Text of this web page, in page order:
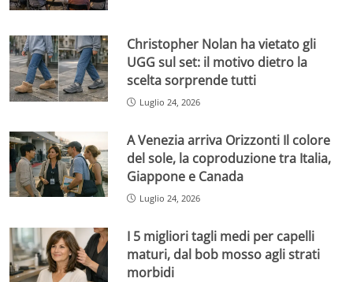
Christopher Nolan ha vietato gli
UGG sul set: il motivo dietro la
scelta sorprende tutti
Luglio 24, 2026
A Venezia arriva Orizzonti Il colore
del sole, la coproduzione tra Italia,
Giappone e Canada
Luglio 24, 2026
I 5 migliori tagli medi per capelli
maturi, dal bob mosso agli strati
morbidi